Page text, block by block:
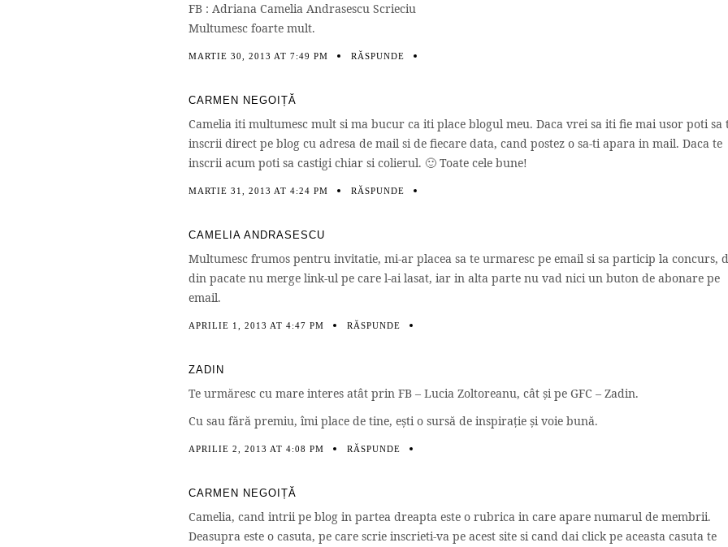
FB : Adriana Camelia Andrasescu Scrieciu
Multumesc foarte mult.
MARTIE 30, 2013 AT 7:49 PM RĂSPUNDE
CARMEN NEGOIȚĂ
Camelia iti multumesc mult si ma bucur ca iti place blogul meu. Daca vrei sa iti fie mai usor poti sa
inscrii direct pe blog cu adresa de mail si de fiecare data, cand postez o sa-ti apara in mail. Daca te
inscrii acum poti sa castigi chiar si colierul. 🙂 Toate cele bune!
MARTIE 31, 2013 AT 4:24 PM RĂSPUNDE
CAMELIA ANDRASESCU
Multumesc frumos pentru invitatie, mi-ar placea sa te urmaresc pe email si sa particip la concurs,
din pacate nu merge link-ul pe care l-ai lasat, iar in alta parte nu vad nici un buton de abonare pe
email.
APRILIE 1, 2013 AT 4:47 PM RĂSPUNDE
ZADIN
Te urmăresc cu mare interes atât prin FB – Lucia Zoltoreanu, cât şi pe GFC – Zadin.
Cu sau fără premiu, îmi place de tine, eşti o sursă de inspiraţie şi voie bună.
APRILIE 2, 2013 AT 4:08 PM RĂSPUNDE
CARMEN NEGOIȚĂ
Camelia, cand intrii pe blog in partea dreapta este o rubrica in care apare numarul de membrii.
Deasupra este o casuta, pe care scrie inscrieti-va pe acest site si cand dai click pe aceasta casuta te